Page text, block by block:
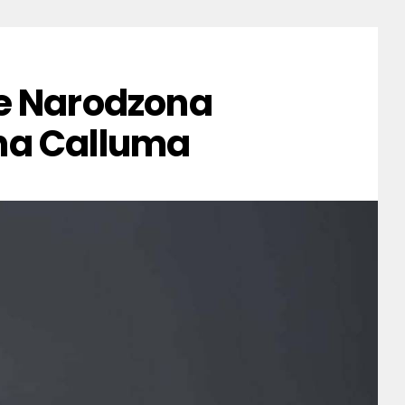
Narodzona
Calluma